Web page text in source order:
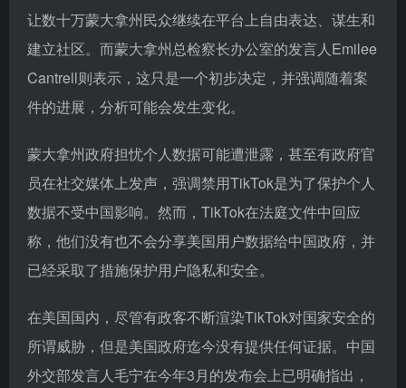
让数十万蒙大拿州民众继续在平台上自由表达、谋生和
建立社区。而蒙大拿州总检察长办公室的发言人Emilee
Cantrell则表示，这只是一个初步决定，并强调随着案
件的进展，分析可能会发生变化。
蒙大拿州政府担忧个人数据可能遭泄露，甚至有政府官
员在社交媒体上发声，强调禁用TikTok是为了保护个人
数据不受中国影响。然而，TikTok在法庭文件中回应
称，他们没有也不会分享美国用户数据给中国政府，并
已经采取了措施保护用户隐私和安全。
在美国国内，尽管有政客不断渲染TikTok对国家安全的
所谓威胁，但是美国政府迄今没有提供任何证据。中国
外交部发言人毛宁在今年3月的发布会上已明确指出，